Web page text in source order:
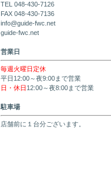
TEL 048-430-7126
FAX 048-430-7136
info@guide-fwc.net
guide-fwc.net
営業日
毎週火曜日定休
平日12:00～夜9:00まで営業
日・休日 12:00～夜8:00まで営業
駐車場
店舗前に１台分ございます。